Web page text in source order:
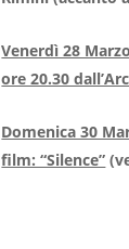
Venerdì 28 Marzo
ore 20.30
Domenica 30
film: “Silence”